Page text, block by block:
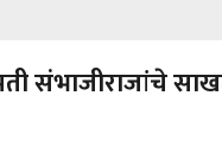
संभाजीराजांचे